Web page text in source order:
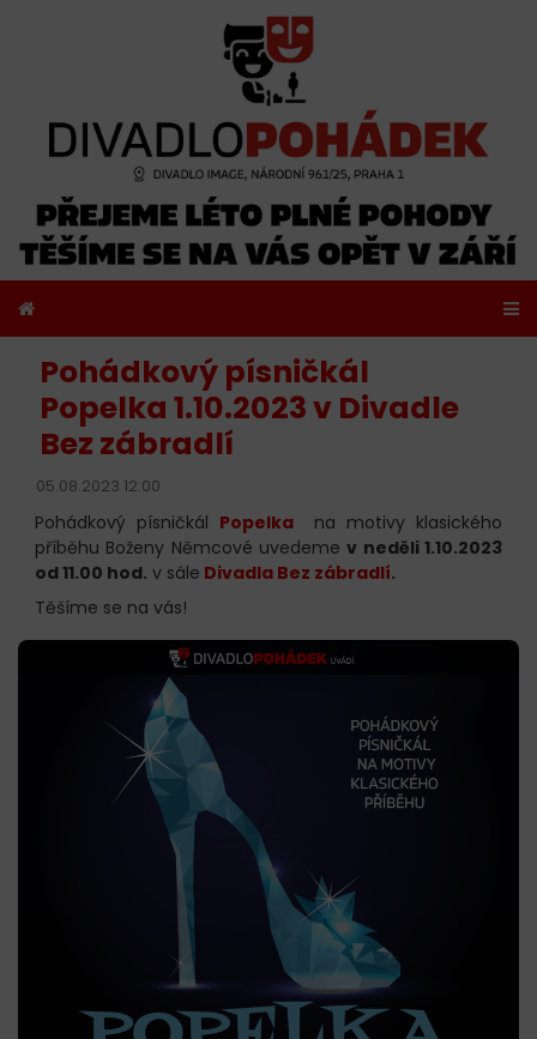
Pohádkový písničkál
Popelka 1.10.2023 v Divadle
Bez zábradlí
05.08.2023 12:00
Pohádkový písničkál Popelka
na motivy klasického
příběhu Boženy Němcové uvedemev neděli 1.10.2023
od 11.00 hod. v sále Divadla Bez zábradlí.
Těšíme se na vás!